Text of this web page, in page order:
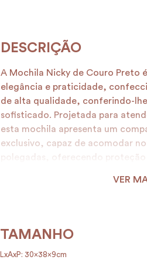
A Mochila Nicky de Couro Preto
elegância e praticidade,
de alta qualidade, conferindo-
sofisticado. Projetada para
esta mochila apresenta um
exclusivo, capaz de acomodar
polegadas, oferecendo proteção
funcionalidade interna, a
posicionada para encaixar
Essa característica não apenas
também proporciona praticidade
VER
TAMANHO
LxAxP: 30x38x9cm